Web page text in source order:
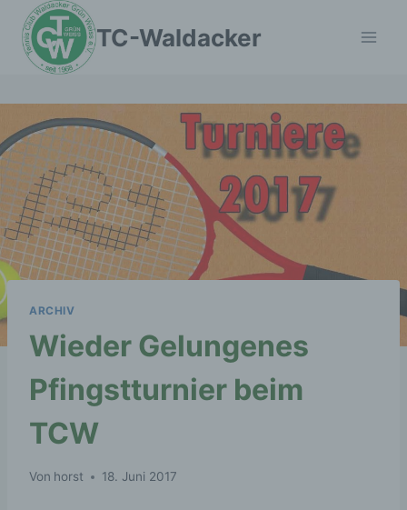
Zum
Inhalt
springen
TC-Waldacker
ARCHIV
Wieder Gelungenes
Pfingstturnier beim
TCW
Von horst 18. Juni 2017